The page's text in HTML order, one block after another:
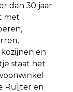
dan 30 jaar
met
en
staat het
Ruijter en